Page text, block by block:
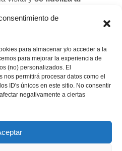
de
para almacenar y/o acceder a la
para mejorar la experiencia de
(no) personalizados. El
permitirá procesar datos como el
ID's únicos en este sitio. No consentir
negativamente a ciertas
y los banners poco
el feedback de
.Seguir leyendo«Convierte